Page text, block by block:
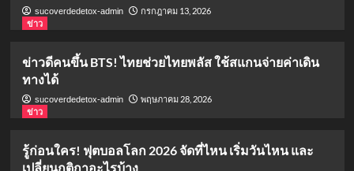
sucoverdedetox-admin
กรกฎาคม 13, 2026
ข่าว
ข่าวดีคนขึ้น BTS! ไทยช่วยไทยพลัส ใช้สแกนจ่ายค่าเดิน
ทางได้
sucoverdedetox-admin
พฤษภาคม 28, 2026
ข่าว
รู้ก่อนใคร! ฟุตบอลโลก 2026 จัดที่ไหน เริ่มวันไหน และ
เปลี่ยนกติกาอะไรบ้าง